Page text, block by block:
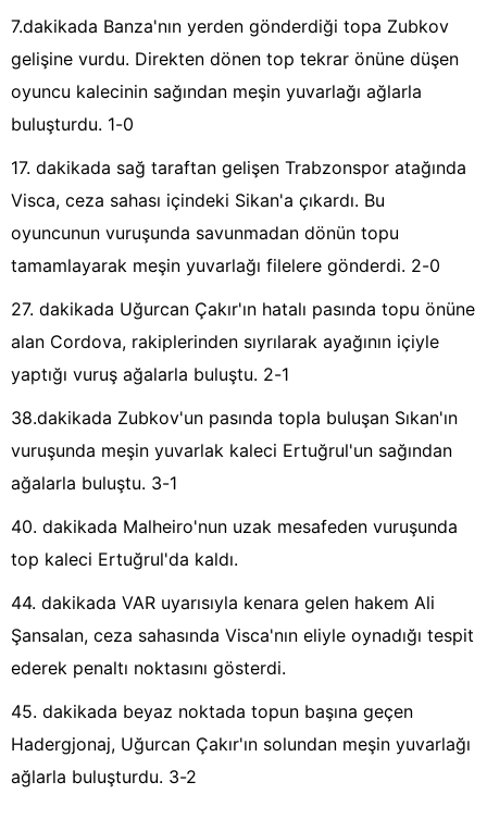
7.dakikada Banza'nın yerden gönderdiği topa Zubkov
gelişine vurdu. Direkten dönen top tekrar önüne düşen
oyuncu kalecinin sağından meşin yuvarlağı ağlarla
buluşturdu. 1-0
17. dakikada sağ taraftan gelişen Trabzonspor atağında
Visca, ceza sahası içindeki Sikan'a çıkardı. Bu
oyuncunun vuruşunda savunmadan dönün topu
tamamlayarak meşin yuvarlağı filelere gönderdi. 2-0
27. dakikada Uğurcan Çakır'ın hatalı pasında topu önüne
alan Cordova, rakiplerinden sıyrılarak ayağının içiyle
yaptığı vuruş ağalarla buluştu. 2-1
38.dakikada Zubkov'un pasında topla buluşan Sıkan'ın
vuruşunda meşin yuvarlak kaleci Ertuğrul'un sağından
ağalarla buluştu. 3-1
40. dakikada Malheiro'nun uzak mesafeden vuruşunda
top kaleci Ertuğrul'da kaldı.
44. dakikada VAR uyarısıyla kenara gelen hakem Ali
Şansalan, ceza sahasında Visca'nın eliyle oynadığı tespit
ederek penaltı noktasını gösterdi.
45. dakikada beyaz noktada topun başına geçen
Hadergjonaj, Uğurcan Çakır'ın solundan meşin yuvarlağı
ağlarla buluşturdu. 3-2